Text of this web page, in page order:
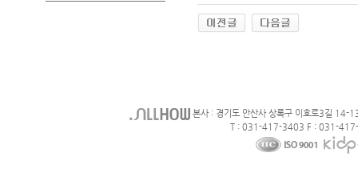
본사 : 경기도 안산사 상록구 이호로3길 14-
T : 031-417-3403 F : 031-